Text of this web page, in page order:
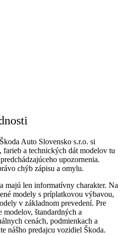
Auto Slovensko s.r.o. si
a technických dát modelov tu
upozornenia.
chýb zápisu a omylu.
majú len informatívny charakter. Na
modely s príplatkovou výbavou,
v základnom prevedení. Pre
štandardných a
cenách, podmienkach a
nášho predajcu vozidiel Škoda.